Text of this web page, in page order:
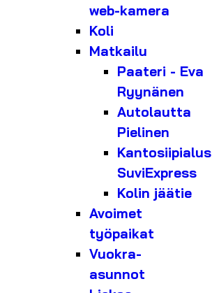
web-kamera
Koli
Matkailu
Paateri - Eva
Ryynänen
Autolautta
Pielinen
Kantosiipialus
SuviExpress
Kolin jäätie
Avoimet
työpaikat
Vuokra-
asunnot